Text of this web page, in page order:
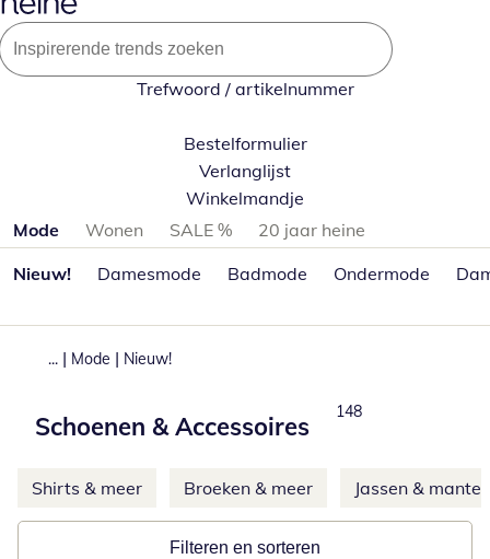
Trefwoord / artikelnummer
Bestelformulier
Verlanglijst
Winkelmandje
Productcategorieën overslaan
Mode Wonen SALE %
20 jaar heine
Nieuw!
Damesmode Badmode Ondermode
... | Mode | Nieuw!
Schoenen & Accessoires
Total number of
148
Meer categorieën overslaan
Shirts & meer Broeken & meer Jassen &
Filteren en sorteren